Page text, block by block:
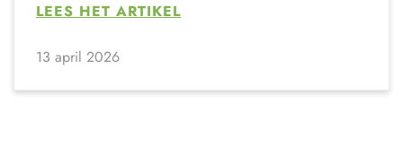
LEES HET ARTIKEL
13 april 2026